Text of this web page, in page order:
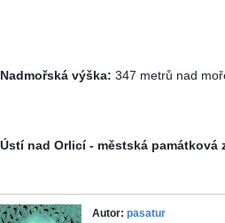
Nadmořská výška: 347 metrů nad
Ústí nad Orlicí - městská památková
Autor: pasatur